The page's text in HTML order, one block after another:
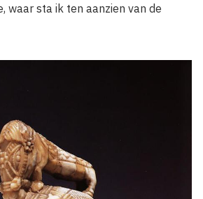
waar sta ik ten aanzien van de